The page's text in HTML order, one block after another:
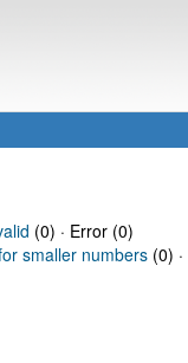
(0) · Error (0)
smaller numbers (0) ·